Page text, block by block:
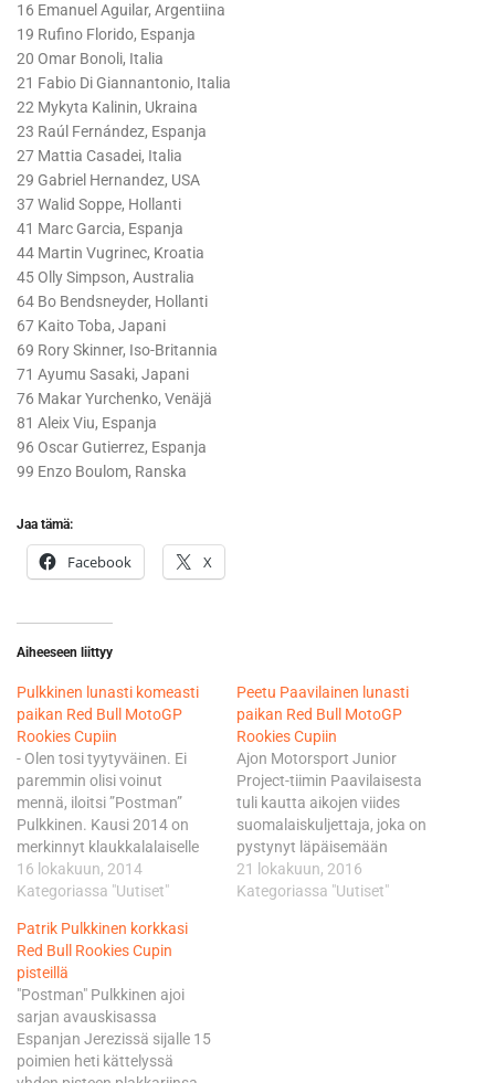
16 Emanuel Aguilar, Argentiina
19 Rufino Florido, Espanja
20 Omar Bonoli, Italia
21 Fabio Di Giannantonio, Italia
22 Mykyta Kalinin, Ukraina
23 Raúl Fernández, Espanja
27 Mattia Casadei, Italia
29 Gabriel Hernandez, USA
37 Walid Soppe, Hollanti
41 Marc Garcia, Espanja
44 Martin Vugrinec, Kroatia
​45 Olly Simpson, Australia
64 Bo Bendsneyder, Hollanti
67 Kaito Toba, Japani
69 Rory Skinner, Iso-Britannia
71 Ayumu Sasaki, Japani
76 Makar Yurchenko, Venäjä
81 Aleix Viu, Espanja
96 Oscar Gutierrez, Espanja
99 Enzo Boulom, Ranska
Jaa tämä:
Facebook X
Aiheeseen liittyy
Pulkkinen lunasti komeasti
paikan Red Bull MotoGP
Rookies Cupiin
- Olen tosi tyytyväinen. Ei
paremmin olisi voinut
mennä, iloitsi ”Postman”
Pulkkinen. Kausi 2014 on
merkinnyt klaukkalalaiselle
lahjakkuudelle lopullista
läpimurtoa kansainväliseen
voitti Moriwaki 250 Junior
Cupin Euroopan
mestaruuden ja hankki sen
kruunuksi siis paikan
arvostettuun, KTM:n Moto3-
luokan pyörillä ajettavaan
Rookies Cupiin. Ajo
16 lokakuun, 2014
Kategoriassa "Uutiset"
Peetu Paavilainen lunasti
paikan Red Bull MotoGP
Rookies Cupiin
Ajon Motorsport Junior
Project-tiimin Paavilaisesta
tuli kautta aikojen viides
suomalaiskuljettaja, joka on
pystynyt läpäisemään
MotoGP-sarjan yhteydessä
ajettavan talenttien sarjan
21 lokakuun, 2016
Kategoriassa "Uutiset"
Patrik Pulkkinen korkkasi
Red Bull Rookies Cupin
pisteillä
"Postman" Pulkkinen ajoi
sarjan avauskisassa
Espanjan Jerezissä sijalle 15
poimien heti kättelyssä